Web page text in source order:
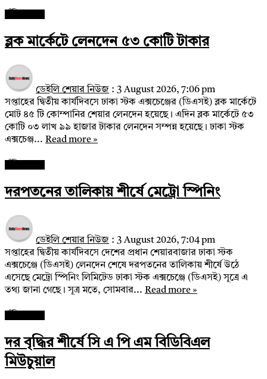
ব্লক মার্কেটে লেনদেন ৫৩ কোটি টাকার
ডেইলি শেয়ার নিউজ : 3 August 2026, 7:06 pm
সপ্তাহের দ্বিতীয় কার্যদিবসে ঢাকা স্টক এক্সচেঞ্জের (ডিএসই) ব্লক মার্কেটে
মোট ৪৫ টি কোম্পানির শেয়ার লেনদেন হয়েছে। এদিন ব্লক মার্কেটে ৫৩
কোটি ০৩ লাখ ৯৯ হাজার টাকার লেনদেন সম্পন্ন হয়েছে। ঢাকা স্টক
এক্সচেঞ্জ... Read more »
দরপতনের তালিকায় শীর্ষে মেট্রো স্পিনিং
ডেইলি শেয়ার নিউজ : 3 August 2026, 7:04 pm
সপ্তাহের দ্বিতীয় কার্যদিবসে দেশের প্রধান শেয়ারবাজার ঢাকা স্টক
এক্সচেঞ্জে (ডিএসই) লেনদেন শেষে দরপতনের তালিকায় শীর্ষে উঠে
এসেছে মেট্রো স্পিনিং লিমিটেড ঢাকা স্টক এক্সচেঞ্জে (ডিএসই) সূত্রে এ
তথ্য জানা গেছে। সূত্র মতে, সোমবার... Read more »
দর বৃদ্ধির শীর্ষে সি এ পি এম বিডিবিএল
মিউচুয়াল